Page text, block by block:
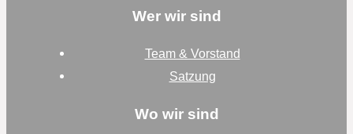
Wer wir sind
Team & Vorstand
Satzung
Wo wir sind